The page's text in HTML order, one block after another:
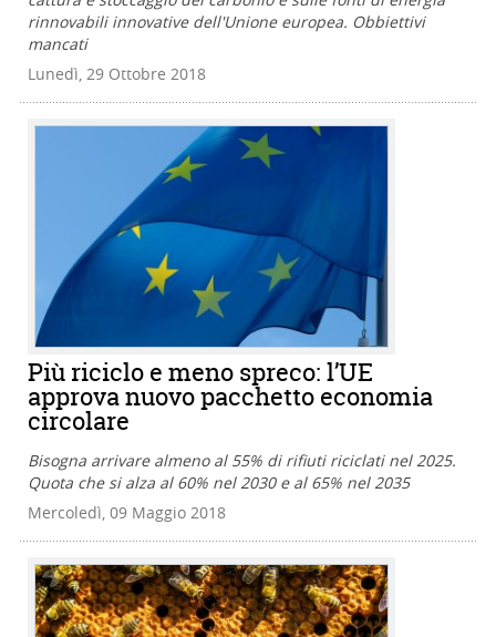
rinnovabili innovative dell'Unione europea. Obbiettivi
mancati
Lunedì, 29 Ottobre 2018
Più riciclo e meno spreco: l’UE
approva nuovo pacchetto economia
circolare
Bisogna arrivare almeno al 55% di rifiuti riciclati nel 2025.
Quota che si alza al 60% nel 2030 e al 65% nel 2035
Mercoledì, 09 Maggio 2018